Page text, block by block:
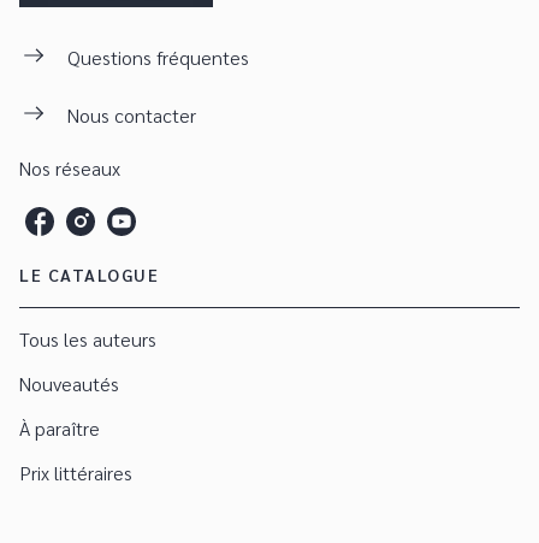
Questions fréquentes
Nous contacter
Nos réseaux
LE CATALOGUE
Tous les auteurs
Nouveautés
À paraître
Prix littéraires